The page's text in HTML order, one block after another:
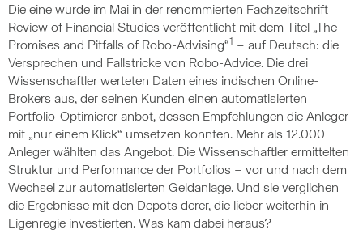
Die eine wurde im Mai in der renommierten Fachzeitschrift
Review of Financial Studies veröffentlicht mit dem Titel „The
Promises and Pitfalls of Robo-Advising“1 – auf Deutsch: die
Versprechen und Fallstricke von Robo-Advice. Die drei
Wissenschaftler werteten Daten eines indischen Online-
Brokers aus, der seinen Kunden einen automatisierten
Portfolio-Optimierer anbot, dessen Empfehlungen die Anleger
mit „nur einem Klick“ umsetzen konnten. Mehr als 12.000
Anleger wählten das Angebot. Die Wissenschaftler ermittelten
Struktur und Performance der Portfolios – vor und nach dem
Wechsel zur automatisierten Geldanlage. Und sie verglichen
die Ergebnisse mit den Depots derer, die lieber weiterhin in
Eigenregie investierten. Was kam dabei heraus?